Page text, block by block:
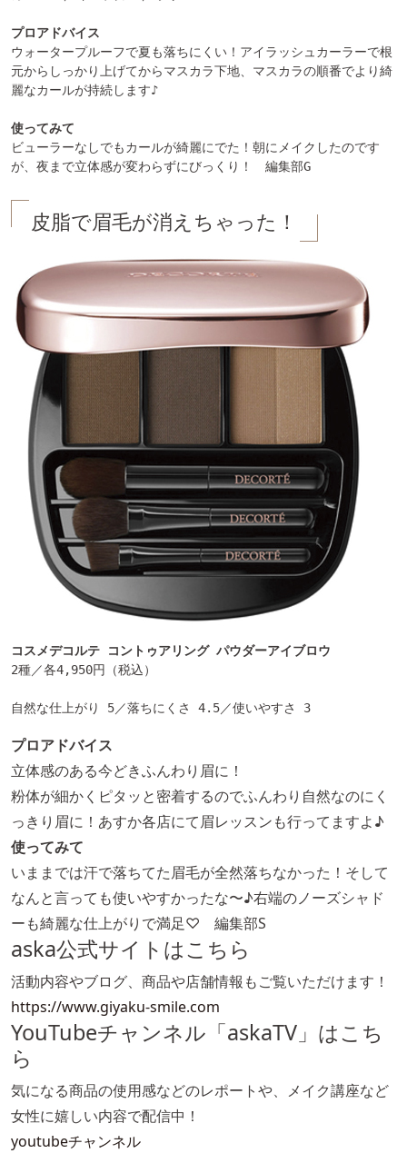
プロアドバイス
ウォータープルーフで夏も落ちにくい！アイラッシュカーラーで根
元からしっかり上げてからマスカラ下地、マスカラの順番でより綺
麗なカールが持続します♪
使ってみて
ビューラーなしでもカールが綺麗にでた！朝にメイクしたのです
皮脂で眉毛が消えちゃった！
コスメデコルテ コントゥアリング パウダーアイブロウ
2種／各4,950円（税込）
自然な仕上がり 5／落ちにくさ 4.5／使いやすさ 3
プロアドバイス
立体感のある今どきふんわり眉に！
粉体が細かくピタッと密着するのでふんわり自然なのにく
っきり眉に！あすか各店にて眉レッスンも行ってますよ♪
使ってみて
いままでは汗で落ちてた眉毛が全然落ちなかった！そして
なんと言っても使いやすかったな〜♪右端のノーズシャド
ーも綺麗な仕上がりで満足♡ 編集部S
aska公式サイトはこちら
活動内容やブログ、商品や店舗情報もご覧いただけます！
https://www.giyaku-smile.com
YouTubeチャンネル「askaTV」はこち
ら
気になる商品の使用感などのレポートや、メイク講座など
女性に嬉しい内容で配信中！
youtubeチャンネル